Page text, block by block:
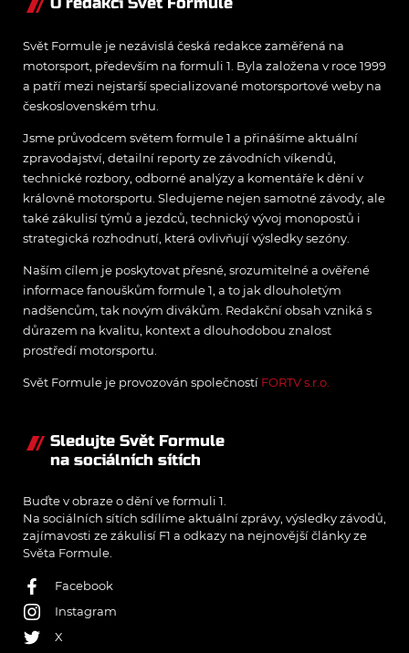
Svět Formule je nezávislá česká redakce zaměřená na
motorsport, především na formuli 1. Byla založena v roce 1999
a patří mezi nejstarší specializované motorsportové weby na
československém trhu.
Jsme průvodcem světem formule 1 a přinášíme aktuální
zpravodajství, detailní reporty ze závodních víkendů,
technické rozbory, odborné analýzy a komentáře k dění v
královně motorsportu. Sledujeme nejen samotné závody, ale
také zákulisí týmů a jezdců, technický vývoj monopostů i
strategická rozhodnutí, která ovlivňují výsledky sezóny.
Naším cílem je poskytovat přesné, srozumitelné a ověřené
informace fanouškům formule 1, a to jak dlouholetým
nadšencům, tak novým divákům. Redakční obsah vzniká s
důrazem na kvalitu, kontext a dlouhodobou znalost
prostředí motorsportu.
Svět Formule je provozován společností FORTV s.r.o.
Sledujte Svět Formule
na sociálních sítích
Buďte v obraze o dění ve formuli 1.
Na sociálních sítích sdílíme aktuální zprávy, výsledky závodů,
zajímavosti ze zákulisí F1 a odkazy na nejnovější články ze
Světa Formule.
Facebook
Instagram
X